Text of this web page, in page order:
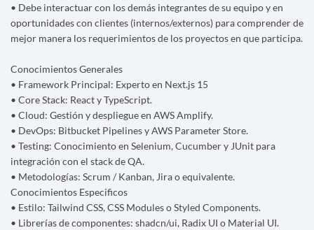
• Debe interactuar con los demás integrantes de su equipo y en
oportunidades con clientes (internos/externos) para comprender de
mejor manera los requerimientos de los proyectos en que participa.
Conocimientos Generales
• Framework Principal: Experto en Next.js 15
• Core Stack: React y TypeScript.
• Cloud: Gestión y despliegue en AWS Amplify.
• DevOps: Bitbucket Pipelines y AWS Parameter Store.
• Testing: Conocimiento en Selenium, Cucumber y JUnit para
integración con el stack de QA.
• Metodologías: Scrum / Kanban, Jira o equivalente.
Conocimientos Especificos
• Estilo: Tailwind CSS, CSS Modules o Styled Components.
• Librerías de componentes: shadcn/ui, Radix UI o Material UI.